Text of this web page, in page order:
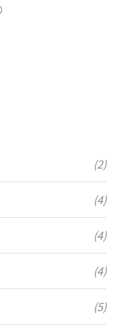
(2)
(4)
(4)
(4)
(5)